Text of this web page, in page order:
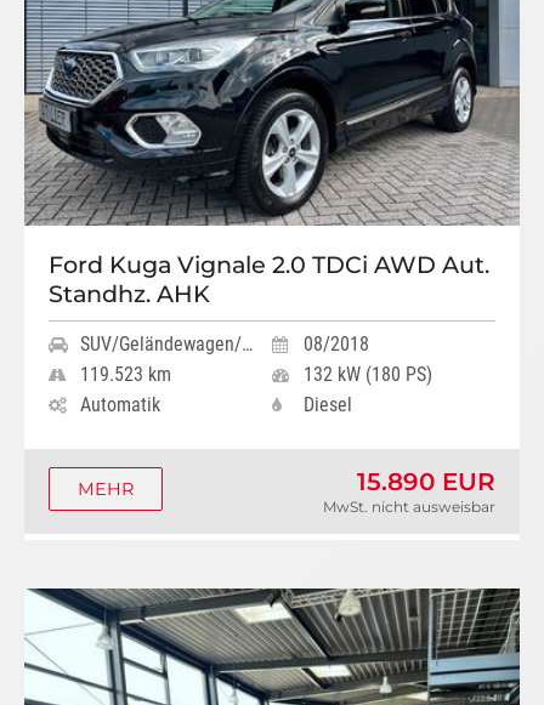
Ford Kuga Vignale 2.0 TDCi AWD Aut.
Standhz. AHK
SUV/Geländewagen/Pickup
08/2018
119.523 km
132 kW (180 PS)
Automatik
Diesel
15.890 EUR
MwSt. nicht ausweisbar
MEHR